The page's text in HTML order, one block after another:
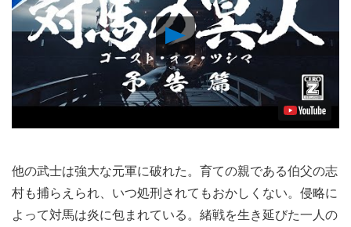
Play
Video
他の武士は強大な元軍に破れた。育ての親である伯父の志
村も捕らえられ、いつ処刑されてもおかしくない。侵略に
よって対馬は炎に包まれている。緒戦を生き延びた一人の